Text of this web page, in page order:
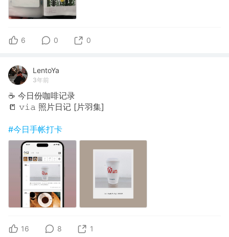
6 0 0
LentoYa
3年前
☕️ 今日份咖啡记录
📒 𝚟𝚒𝚊 照片日记 [片羽集]
#今日手帐打卡
16 8 1